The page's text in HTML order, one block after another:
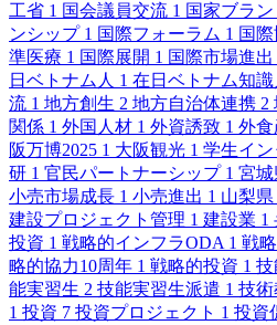
工省 1 国会議員交流 1 国家ブラ
ンシップ 1 国際フォーラム 1 国
準医療 1 国際展開 1 国際市場進出
日ベトナム人 1 在日ベトナム知
流 1 地方創生 2 地方自治体連携 2
関係 1 外国人材 1 外資誘致 1 外食
阪万博2025 1 大阪観光 1 学生イ
研 1 官民パートナーシップ 1 宮
小売市場成長 1 小売進出 1 山梨県
建設プロジェクト管理 1 建設業 1
投資 1 戦略的インフラODA 1 戦
略的協力10周年 1 戦略的投資 1 技
能実習生 2 技能実習生派遣 1 技
1 投資 7 投資プロジェクト 1 投資